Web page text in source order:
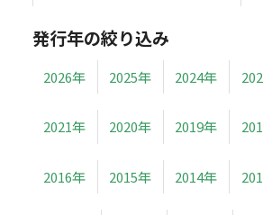
発行年の絞り込み
2026年 2025年 2024年
2021年 2020年 2019年
2016年 2015年 2014年